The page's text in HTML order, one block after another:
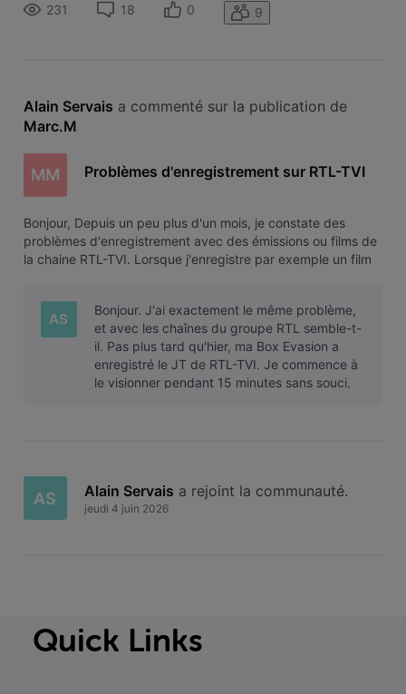
exemple que
231 18 0 9
Alain Servais a commenté sur la publication de
Marc.M
MM Problèmes d'enregistrement sur RTL-TVI
Bonjour, Depuis un peu plus d'un mois, je constate des
problèmes d'enregistrement avec des émissions ou films de
la chaine RTL-TVI. Lorsque j'enregistre par exemple un film
exemple que
AS
Bonjour. J'ai exactement le même problème,
et avec les chaînes du groupe RTL semble-t-
il. Pas plus tard qu'hier, ma Box Evasion a
enregistré le JT de RTL-TVI. Je commence à
le visionner pendant 15 minutes sans souci,
AS Alain Servais a rejoint la communauté.
jeudi 4 juin 2026
Quick Links